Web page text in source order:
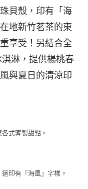
貝殼，印有「海
地新竹茗茶的東
享受！另結合全
淋，提供楊桃春
與夏日的清涼印
式客製甜點。
印有「海風」字樣。